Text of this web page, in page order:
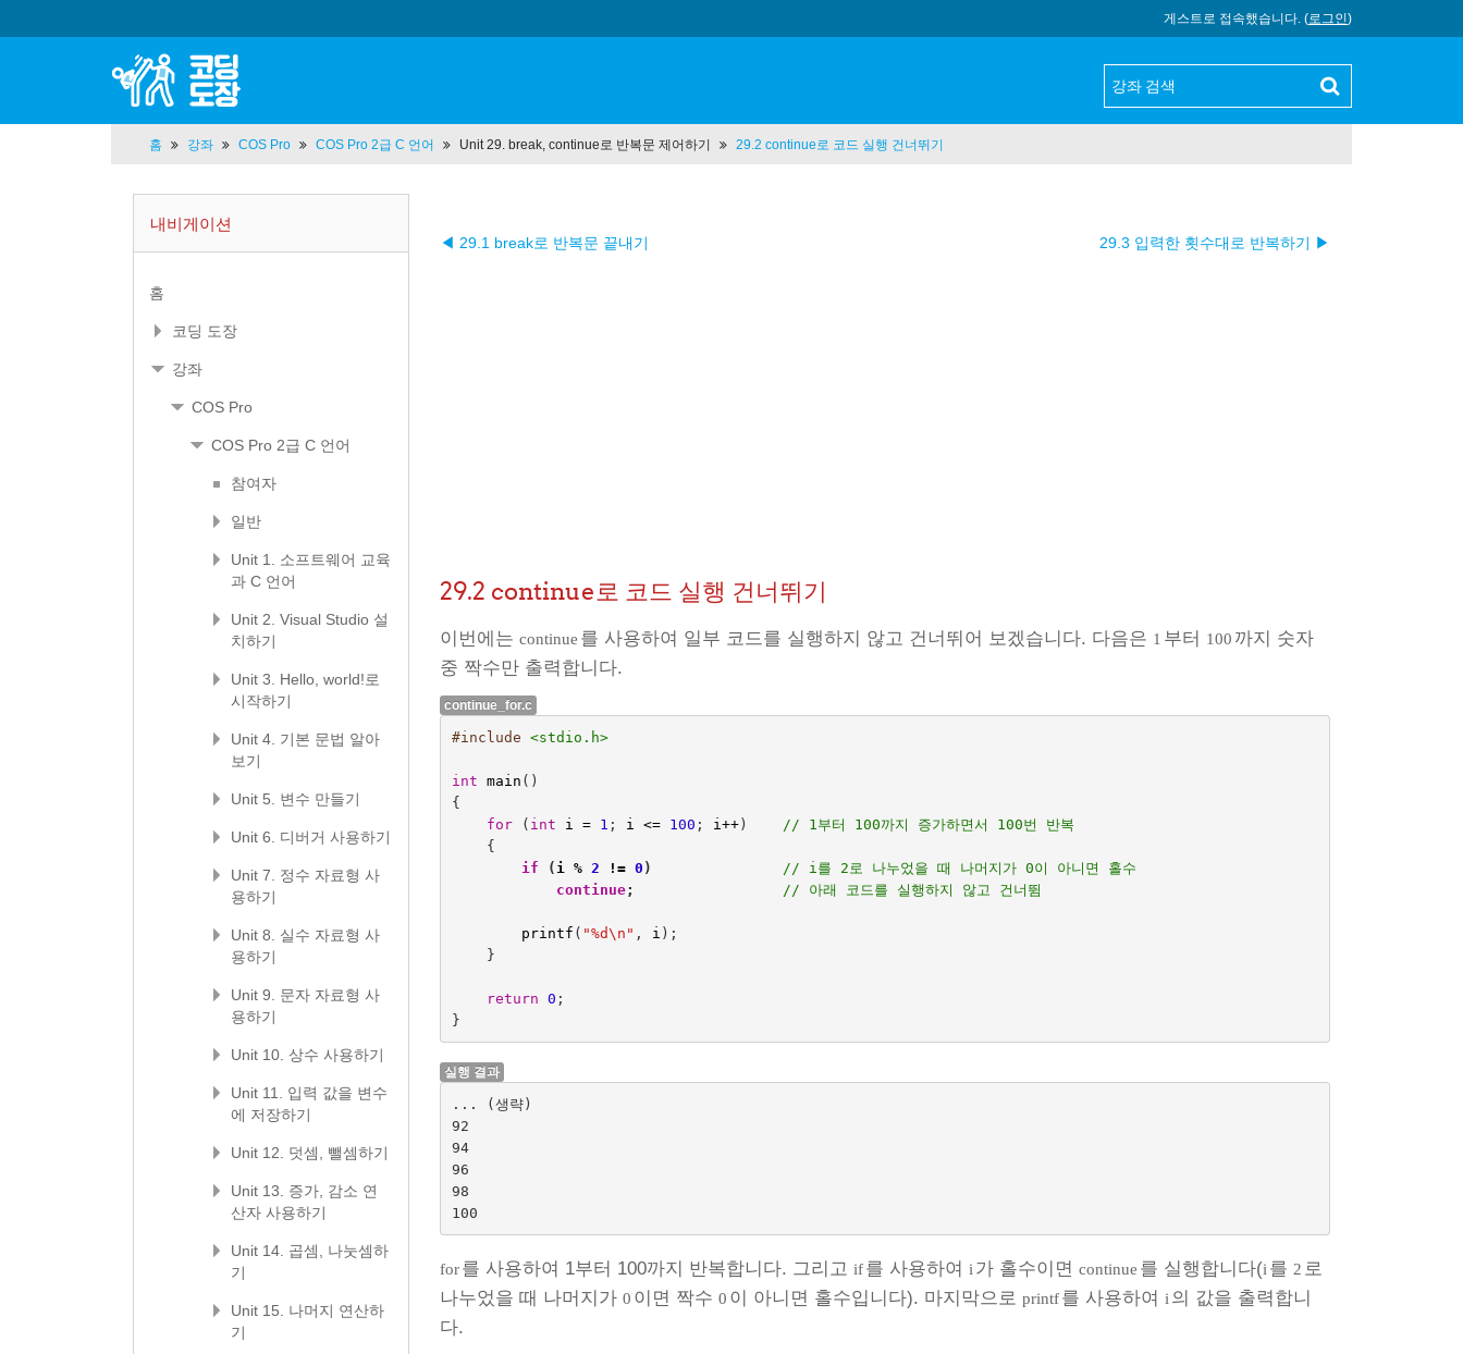
게스트로 접속했습니다. (로그인)
홈 강좌 COS Pro COS Pro 2급 C 언어 Unit 29. break, continue로 반복문 제어하기 29.2 continue로 코드 실행 건너뛰기
◀ 29.1 break로 반복문 끝내기 29.3 입력한 횟수대로 반복하기 ▶︎
29.2 continue로 코드 실행 건너뛰기
이번에는continue 를 사용하여 일부 코드를 실행하지 않고 건너뛰어 보겠습니다. 다음은 1 부터 100 까지 숫자
중 짝수만 출력합니다.
continue_for.c
#include <stdio.h>
int main ()
{
for
( int i = 1 ; i <= 100 ; i ++)
// 1부터 100까지 증가하면서 100번 반복
{
if
( i % 2 != 0 )
// i를 2로 나누었을 때 나머지가 0이 아니면 홀수
continue; // 아래 코드를 실행하지 않고 건너뜀
printf ( "%d\n " , i );
}
return 0 ;
}
실행 결과
... (생략)
92
94
96
98
for를 사용하여 1부터 100까지 반복합니다. 그리고if를 사용하여i 가 홀수이면continue 를 실행합니다(i 를 2 로
나누었을 때 나머지가0 이면 짝수0 이 아니면 홀수입니다). 마지막으로printf를 사용하여i 의 값을 출력합니
다.
내비게이션
홈
코딩 도장
강좌
COS Pro
COS Pro 2급 C 언어
참여자
일반
Unit 1. 소프트웨어 교육
과 C 언어
Unit 2. Visual Studio 설
치하기
Unit 3. Hello, world!로
시작하기
Unit 4. 기본 문법 알아
보기
Unit 5. 변수 만들기
Unit 6. 디버거 사용하기
Unit 7. 정수 자료형 사
용하기
Unit 8. 실수 자료형 사
용하기
Unit 9. 문자 자료형 사
용하기
Unit 10. 상수 사용하기
Unit 11. 입력 값을 변수
에 저장하기
Unit 12. 덧셈, 뺄셈하기
Unit 13. 증가, 감소 연
산자 사용하기
Unit 14. 곱셈, 나눗셈하
기
Unit 15. 나머지 연산하
기